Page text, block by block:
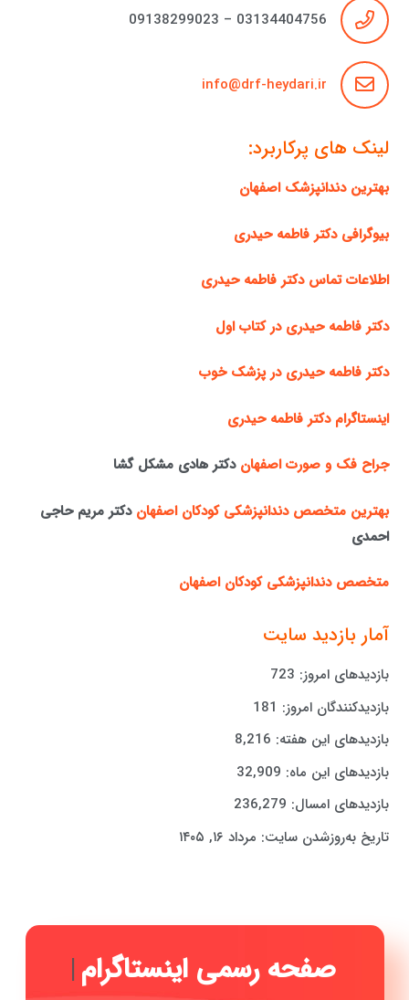
03134404756 – 09138299023
info@drf-heydari.ir
لینک های پرکاربرد:
بهترین دندانپزشک اصفهان
بیوگرافی دکتر فاطمه حیدری
اطلاعات تماس دکتر فاطمه حیدری
دکتر فاطمه حیدری در کتاب اول
دکتر فاطمه حیدری در پزشک خوب
اینستاگرام دکتر فاطمه حیدری
جراح فک و صورت اصفهان دکتر هادی مشکل گشا
بهترین متخصص دندانپزشکی کودکان اصفهان دکتر مریم حاجی
احمدی
متخصص دندانپزشکی کودکان اصفهان
آمار بازدید سایت
بازدیدهای امروز: 723
بازدیدکنندگان امروز: 181
بازدیدهای این هفته: 8,216
بازدیدهای این ماه: 32,909
بازدیدهای امسال: 236,279
تاریخ به‌روزشدن سایت: مرداد ۱۶, ۱۴۰۵
|